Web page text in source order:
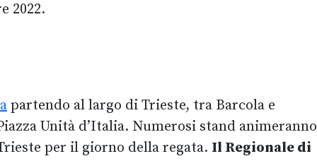
2022.
partendo al largo di Trieste, tra Barcola e
Unità d’Italia. Numerosi stand animeranno
per il giorno della regata. Il Regionale di